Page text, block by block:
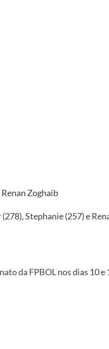
Zoghaib
Stephanie (257) e
da FPBOLnos dias 10 e